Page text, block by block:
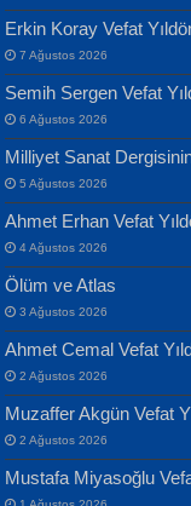
ATİLLA ÖZEN
Sultan Olmadan
EKREM
Yaralı Şiir...
Banu Sancak
Defterimden İçeri...
İsmail Aydos
İnkisar...
Erkin Koray Vefat
7 Ağustos 2026
Semih Sergen Vefat
6 Ağustos 2026
Milliyet Sanat
5 Ağustos 2026
Ahmet Erhan Vefat
4 Ağustos 2026
Ölüm ve Atlas
3 Ağustos 2026
Ahmet Cemal Vefat
2 Ağustos 2026
Muzaffer Akgün Vefat
2 Ağustos 2026
Mustafa Miyasoğlu